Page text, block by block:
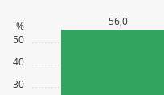
30
40
50
%
56,0